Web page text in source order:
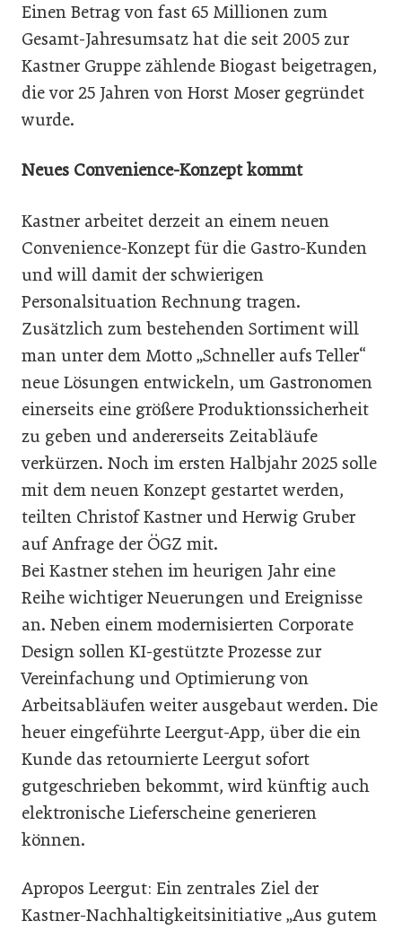
Einen Betrag von fast 65 Millionen zum
Gesamt-Jahresumsatz hat die seit 2005 zur
Kastner Gruppe zählende Biogast beigetragen,
die vor 25 Jahren von Horst Moser gegründet
wurde.
Neues Convenience-Konzept kommt
Kastner arbeitet derzeit an einem neuen
Convenience-Konzept für die Gastro-Kunden
und will damit der schwierigen
Personalsituation Rechnung tragen.
Zusätzlich zum bestehenden Sortiment will
man unter dem Motto „Schneller aufs Teller“
neue Lösungen entwickeln, um Gastronomen
einerseits eine größere Produktionssicherheit
zu geben und andererseits Zeitabläufe
verkürzen. Noch im ersten Halbjahr 2025 solle
mit dem neuen Konzept gestartet werden,
teilten Christof Kastner und Herwig Gruber
auf Anfrage der ÖGZ mit.
Bei Kastner stehen im heurigen Jahr eine
Reihe wichtiger Neuerungen und Ereignisse
an. Neben einem modernisierten Corporate
Design sollen KI-gestützte Prozesse zur
Vereinfachung und Optimierung von
Arbeitsabläufen weiter ausgebaut werden. Die
heuer eingeführte Leergut-App, über die ein
Kunde das retournierte Leergut sofort
gutgeschrieben bekommt, wird künftig auch
elektronische Lieferscheine generieren
können.
Apropos Leergut: Ein zentrales Ziel der
Kastner-Nachhaltigkeitsinitiative „Aus gutem